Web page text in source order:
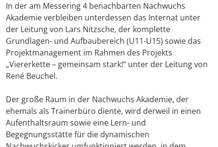
In der am Messering 4 benachbarten Nachwuchs
Akademie verbleiben unterdessen das Internat unter
der Leitung von Lars Nitzsche, der komplette
Grundlagen- und Aufbaubereich (U11-U15) sowie das
Projektmanagement im Rahmen des Projekts
„Viererkette – gemeinsam stark!“ unter der Leitung von
René Beuchel.
Der große Raum in der Nachwuchs Akademie, der
ehemals als Trainerbüro diente, wird derweil in einen
Aufenthaltsraum sowie eine Lern- und
Begegnungsstätte für die dynamischen